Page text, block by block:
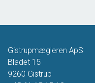
Gistrupmægleren ApS
Bladet 15
9260 Gistrup